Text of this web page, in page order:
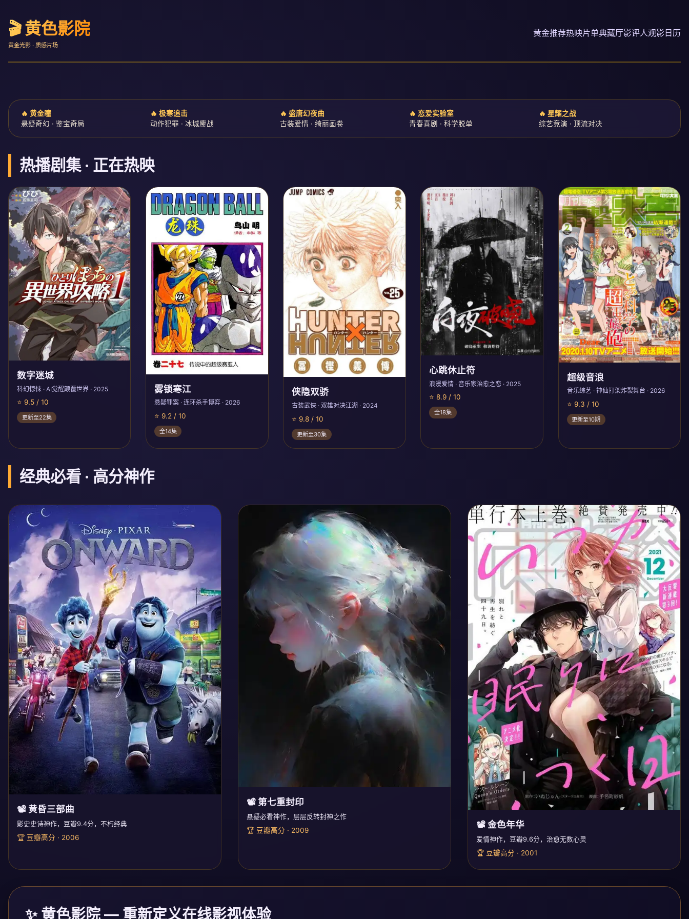
🎬 黄色影院
黄金光影 · 质感片场
黄金推荐热映片单典藏厅影评人观影日历
🔥 黄金瞳
悬疑奇幻 · 鉴宝奇局
🔥 极寒追击
动作犯罪 · 冰城鏖战
🔥 盛唐幻夜曲
古装爱情 · 绮丽画卷
🔥 恋爱实验室
青春喜剧 · 科学脱单
🔥 星耀之战
综艺竞演 · 顶流对决
热播剧集 · 正在热映
数字迷城
科幻惊悚 · AI觉醒颠覆世界 · 2025
⭐ 9.5 / 10
更新至22集
雾锁寒江
悬疑罪案 · 连环杀手博弈 · 2026
⭐ 9.2 / 10
全14集
侠隐双骄
古装武侠 · 双雄对决江湖 · 2024
⭐ 9.8 / 10
更新至30集
心跳休止符
浪漫爱情 · 音乐家治愈之恋 · 2025
⭐ 8.9 / 10
全18集
超级音浪
音乐综艺 · 神仙打架炸裂舞台 · 2026
⭐ 9.3 / 10
更新至10期
经典必看 · 高分神作
📽️ 黄昏三部曲
影史史诗神作，豆瓣9.4分，不朽经典
🏆 豆瓣高分 · 2006
📽️ 第七重封印
悬疑必看神作，层层反转封神之作
🏆 豆瓣高分 · 2009
📽️ 金色年华
爱情神作，豆瓣9.6分，治愈无数心灵
🏆 豆瓣高分 · 2001
✨ 黄色影院 — 重新定义在线影视体验